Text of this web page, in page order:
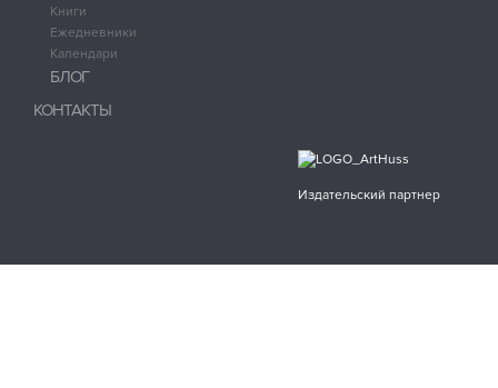
Книги
Ежедневники
Календари
БЛОГ
КОНТАКТЫ
Издательский партнер